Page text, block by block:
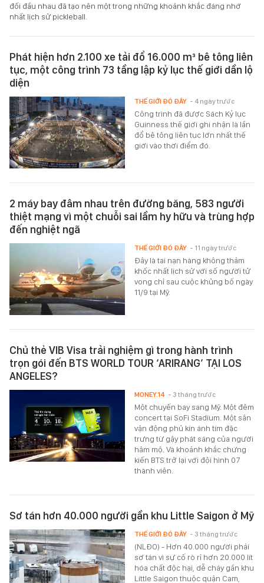
đối đầu nhau đã tạo nên một trong những khoảnh khắc đáng nhớ
nhất lịch sử pickleball.
Phát hiện hơn 2.100 xe tải đổ 16.000 m³ bê tông liên
tục, một công trình 73 tầng lập kỷ lục thế giới dần lộ
diện
Công trình đã được Sách Kỷ lục
Guinness thế giới ghi nhận là lần
đổ bê tông liên tục lớn nhất thế
giới vào thời điểm đó.
THẾ GIỚI ĐÓ ĐÂY - 4 ngày trước
2 máy bay đâm nhau trên đường băng, 583 người
thiệt mạng vì một chuỗi sai lầm hy hữu và trùng hợp
đến nghiệt ngã
Đây là tai nạn hàng không thảm
khốc nhất lịch sử với số người tử
vong chỉ sau cuộc khủng bố ngày
11/9 tại Mỹ.
THẾ GIỚI ĐÓ ĐÂY - 11 ngày trước
Chủ thẻ VIB Visa trải nghiệm gì trong hành trình
trọn gói đến BTS WORLD TOUR ‘ARIRANG’ TẠI LOS
ANGELES?
Một chuyến bay sang Mỹ. Một đêm
concert tại SoFi Stadium. Một sân
vận động phủ kín ánh tím đặc
trưng từ gậy phát sáng của người
hâm mộ. Và khoảnh khắc chứng
kiến BTS trở lại với đội hình 07
thành viên.
MONEY.14 - 3 tháng trước
Sơ tán hơn 40.000 người gần khu Little Saigon ở Mỹ
(NLĐO) - Hơn 40.000 người phải
sơ tán vì sự cố rò rỉ hơn 20.000 lít
hóa chất độc hại, dễ cháy gần khu
Little Saigon thuộc quận Cam,
THẾ GIỚI ĐÓ ĐÂY - 3 tháng trước